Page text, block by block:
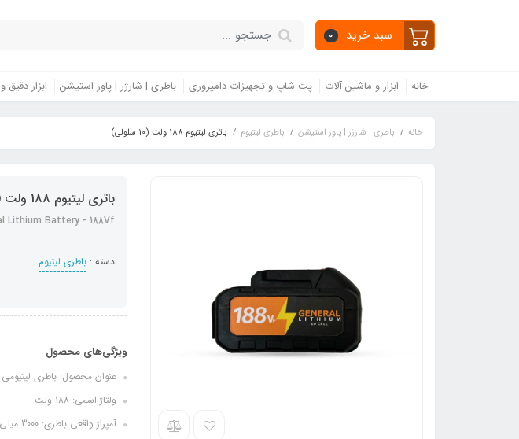
سبد خرید 0
خانه ابزار و ماشین آلات پت شاپ و تجهیزات دامپروری باطری | شارژر | پاور استیشن ابزار
خانه باطری | شارژر | پاور استیشن باطری لیتیوم باتری لیتیوم 188 ولت (10 سلولی)
باتری لیتیوم 188 ولت (10 سلولی)
Lithium Battery - 188Vf
دسته : باطری لیتیوم
ویژگی‌های محصول
عنوان محصول: باطری لیتیومی 10 سلولی 188 ولت
ولتاژ اسمی: 188 ولت
آمپراژ واقعی باطری: 3000 میلی آمپر